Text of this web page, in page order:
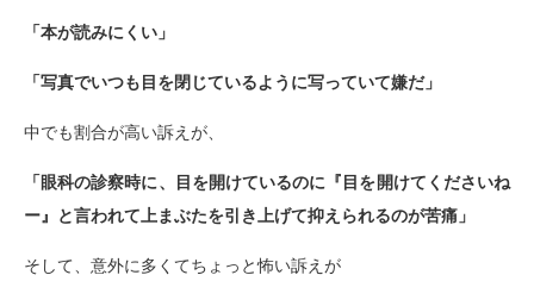
「本が読みにくい」
「写真でいつも目を閉じているように写っていて嫌だ」
中でも割合が高い訴えが、
「眼科の診察時に、目を開けているのに『目を開けてくださいね
ー』と言われて上まぶたを引き上げて抑えられるのが苦痛」
そして、意外に多くてちょっと怖い訴えが